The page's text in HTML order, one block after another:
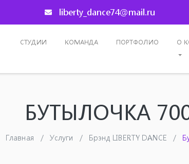
liberty_dance74@mail.ru
СТУДИИ КОМАНДА ПОРТФОЛИО О
БУТЫЛОЧКА
Главная Услуги Брэнд LIBERTY DANCE